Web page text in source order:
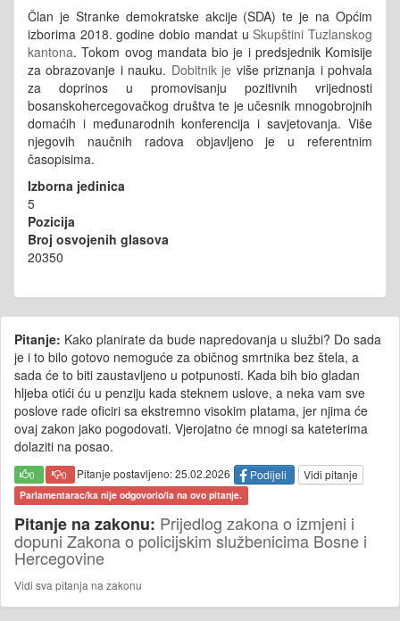
Član je Stranke demokratske akcije (SDA) te je na Općim
izborima 2018. godine dobio mandat uSkupštini Tuzlanskog
kantona. Tokom ovog mandata bio je i predsjednik Komisije
za obrazovanje i nauku. Dobitnik je više priznanja i pohvala
za doprinos u promovisanju pozitivnih vrijednosti
bosanskohercegovačkog društva te je učesnik mnogobrojnih
domaćih i međunarodnih konferencija i savjetovanja. Više
njegovih naučnih radova objavljeno je u referentnim
časopisima.
Izborna jedinica
5
Pozicija
Broj osvojenih glasova
20350
Pitanje: Kako planirate da bude napredovanja u službi? Do sada
je i to bilo gotovo nemoguće za običnog smrtnika bez štela, a
sada će to biti zaustavljeno u potpunosti. Kada bih bio gladan
hljeba otići ću u penziju kada steknem uslove, a neka vam sve
poslove rade oficiri sa ekstremno visokim platama, jer njima će
ovaj zakon jako pogodovati. Vjerojatno će mnogi sa kateterima
dolaziti na posao.
0 0 Pitanje postavljeno: 25.02.2026 Podijeli Vidi pitanje
Parlamentarac/ka nije odgovorio/la na ovo pitanje.
Pitanje na zakonu: Prijedlog zakona o izmjeni i
dopuni Zakona o policijskim službenicima Bosne i
Hercegovine
Vidi sva pitanja na zakonu